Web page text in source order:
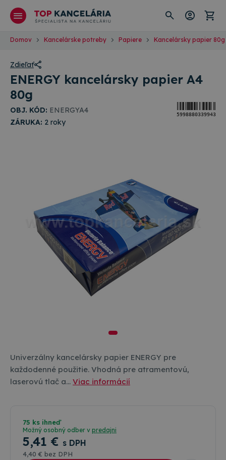
Domov Kancelárske potreby Papiere Kancelársky papier 80g
Zdieľať
ENERGY kancelársky papier A4
80g
OBJ. KÓD: ENERGYA4 5998880339943
ZÁRUKA: 2 roky
Univerzálny kancelársky papier ENERGY pre
každodenné použitie. Vhodná pre atramentovú,
laserovú tlač a… Viac informácií
75 ks ihneď
Možný osobný odber v predajni
5,41 € s DPH
4,40 € bez DPH